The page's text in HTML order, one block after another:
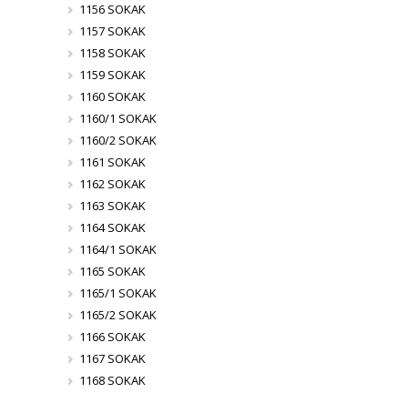
1156 SOKAK
1157 SOKAK
1158 SOKAK
1159 SOKAK
1160 SOKAK
1160/1 SOKAK
1160/2 SOKAK
1161 SOKAK
1162 SOKAK
1163 SOKAK
1164 SOKAK
1164/1 SOKAK
1165 SOKAK
1165/1 SOKAK
1165/2 SOKAK
1166 SOKAK
1167 SOKAK
1168 SOKAK